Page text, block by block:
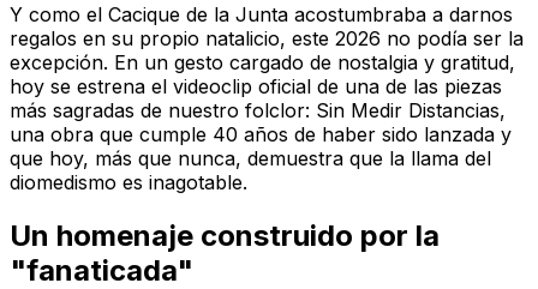
Y como el Cacique de la Junta acostumbraba a darnos
regalos en su propio natalicio, este 2026 no podía ser la
excepción. En un gesto cargado de nostalgia y gratitud,
hoy se estrena el videoclip oficial de una de las piezas
más sagradas de nuestro folclor: Sin Medir Distancias,
una obra que cumple 40 años de haber sido lanzada y
que hoy, más que nunca, demuestra que la llama del
diomedismo es inagotable.
Un homenaje construido por la
"fanaticada"